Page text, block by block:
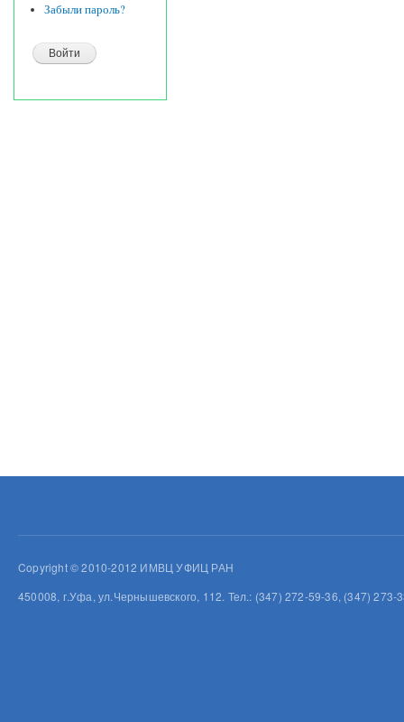
Забыли пароль?
Copyright © 2010-2012 ИМВЦ УФИЦ РАН
450008, г.Уфа, ул.Чернышевского, 112. Тел.: (347) 272-59-36, (347)